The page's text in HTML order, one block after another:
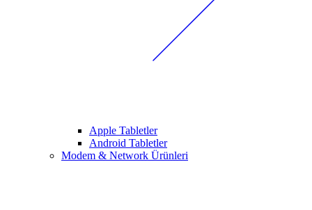
Apple Tabletler
Android Tabletler
Modem & Network Ürünleri